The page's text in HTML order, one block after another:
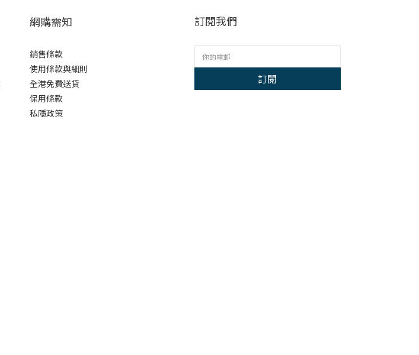
網購需知
銷售條款
使用條款與細則
全港免費送貨
保用條款
私隱政策
訂閱我們
訂閱